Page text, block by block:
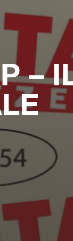
–